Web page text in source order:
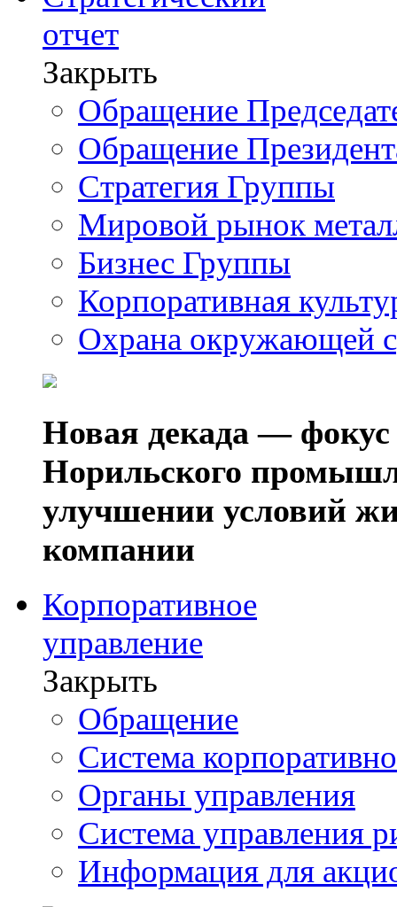
отчет
Закрыть
Обращение
Обращение
Стратегия Группы
Мировой рынок
Бизнес Группы
Корпоративная
Охрана окружающей
Новая декада — фокус
Норильского
улучшении условий
компании
Корпоративное
управление
Закрыть
Обращение
Система
Органы управления
Система управления
Информация для